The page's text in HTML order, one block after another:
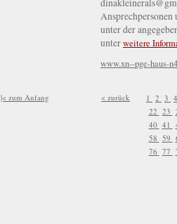
unter der
unterweitere
www.xn--pge-haus-
|< zum Anfang < zurück 1 2 3
22 23
40 41
58 59
76 77